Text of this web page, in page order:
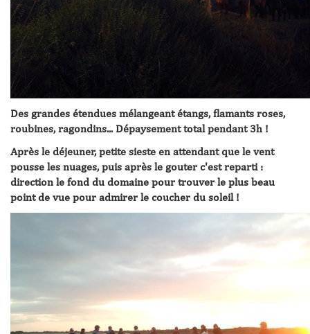
Des grandes étendues mélangeant étangs, flamants roses,
roubines, ragondins... Dépaysement total pendant 3h !
Après le déjeuner, petite sieste en attendant que le vent
pousse les nuages, puis après le gouter c'est reparti :
direction le fond du domaine pour trouver le plus beau
point de vue pour admirer le coucher du soleil !